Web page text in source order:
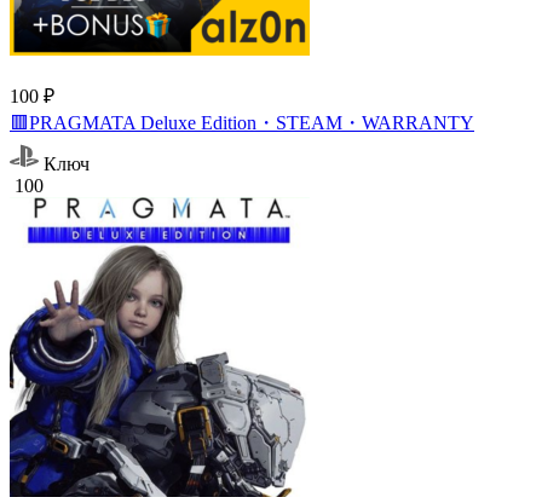
100 ₽
🟥PRAGMATA Deluxe Edition・STEAM・WARRANTY
Ключ
100